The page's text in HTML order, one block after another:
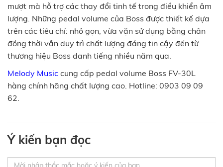
mượt mà hỗ trợ các thay đổi tinh tế trong điều khiển âm
lượng. Những pedal volume của Boss được thiết kế dựa
trên các tiêu chí: nhỏ gọn, vừa vặn sử dụng bằng chân
đồng thời vẫn duy trì chất lượng đáng tin cậy đến từ
thương hiệu Boss danh tiếng nhiều năm qua.
Melody Music cung cấp pedal volume Boss FV-30L
hàng chính hãng chất lượng cao. Hotline: 0903 09 09
62.
Ý kiến bạn đọc